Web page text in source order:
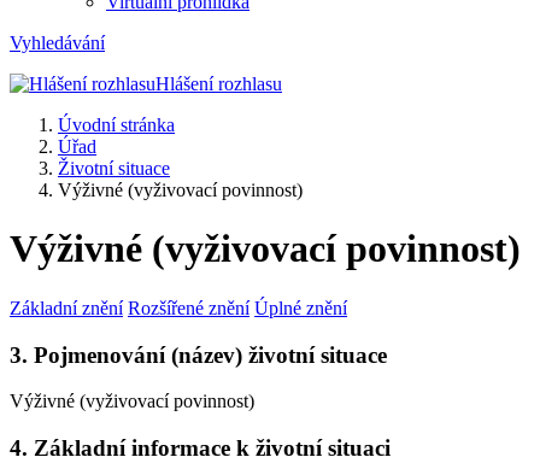
Vyhledávání
Hlášení rozhlasu
Úvodní stránka
Úřad
Životní situace
Výživné (vyživovací povinnost)
Výživné (vyživovací povinnost)
Základní znění Rozšířené znění Úplné znění
3. Pojmenování (název) životní situace
Výživné (vyživovací povinnost)
4. Základní informace k životní situaci